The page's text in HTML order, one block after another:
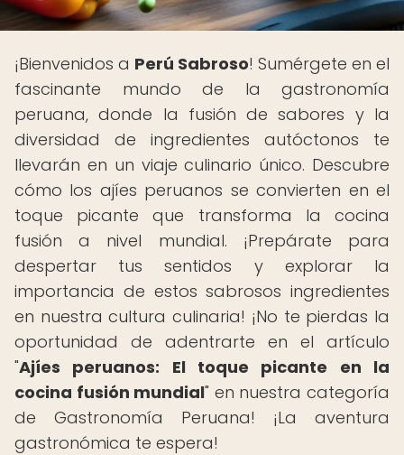
¡Bienvenidos a Perú Sabroso! Sumérgete en el
fascinante mundo de la gastronomía
peruana, donde la fusión de sabores y la
diversidad de ingredientes autóctonos te
llevarán en un viaje culinario único. Descubre
cómo los ajíes peruanos se convierten en el
toque picante que transforma la cocina
fusión a nivel mundial. ¡Prepárate para
despertar tus sentidos y explorar la
importancia de estos sabrosos ingredientes
en nuestra cultura culinaria! ¡No te pierdas la
oportunidad de adentrarte en el artículo
"Ajíes peruanos: El toque picante en la
cocina fusión mundial" en nuestra categoría
de Gastronomía Peruana! ¡La aventura
gastronómica te espera! ️ ️